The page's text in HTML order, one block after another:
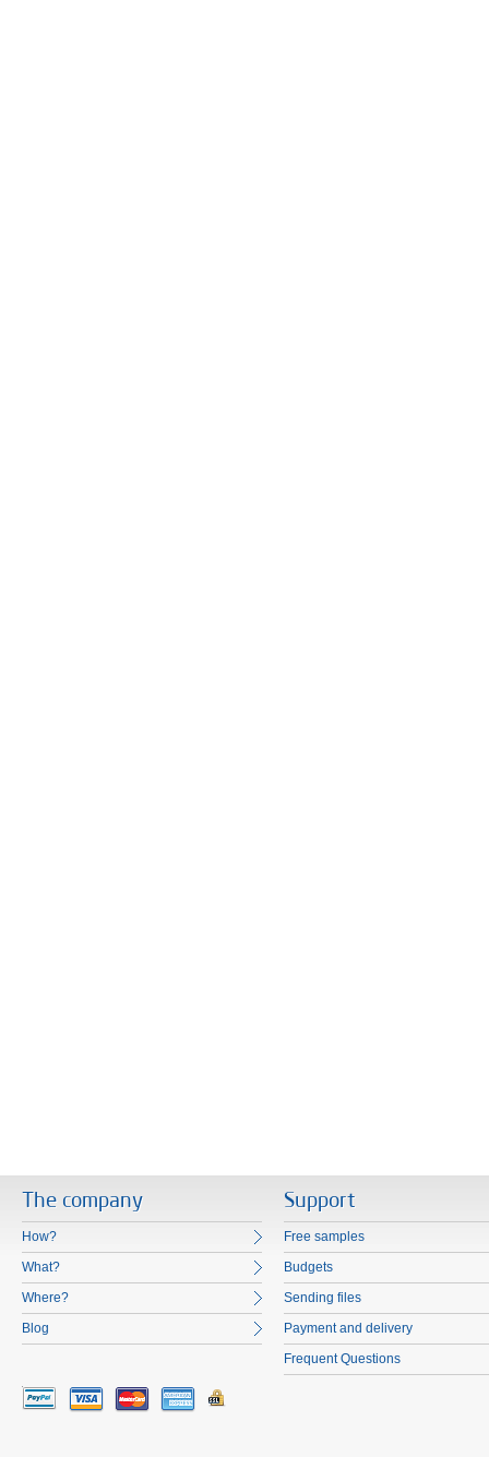
The company
How?
What?
Where?
Blog
Support
Free samples
Budgets
Sending files
Payment and delivery
Frequent Questions